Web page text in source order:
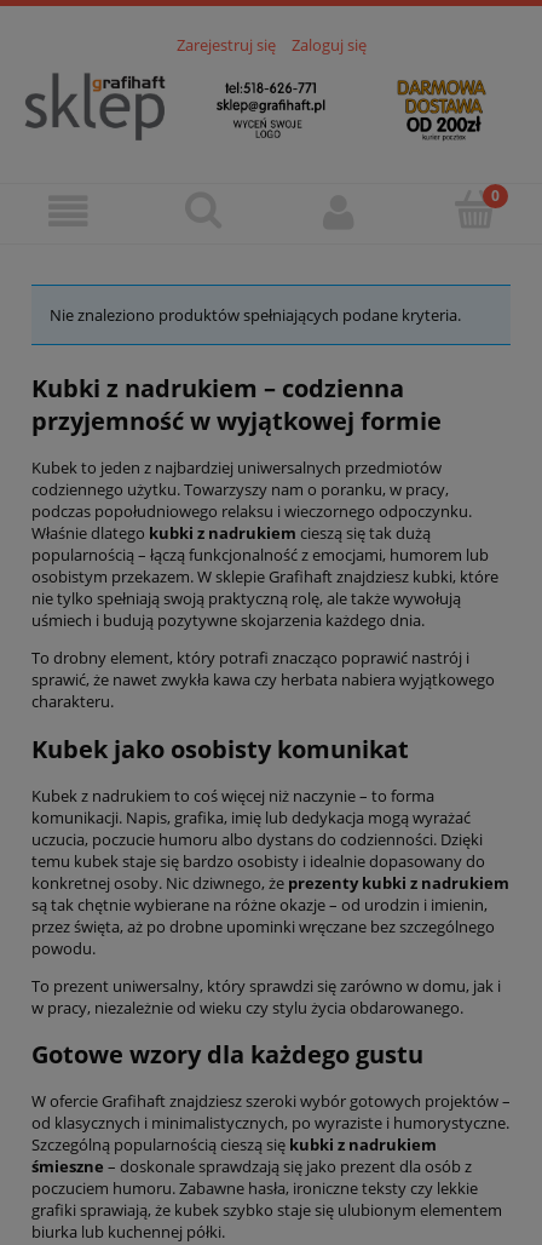
Zarejestruj się Zaloguj się
Nie znaleziono produktów spełniających podane kryteria.
Kubki z nadrukiem – codzienna
przyjemność w wyjątkowej formie
Kubek to jeden z najbardziej uniwersalnych przedmiotów
codziennego użytku. Towarzyszy nam o poranku, w pracy,
podczas popołudniowego relaksu i wieczornego odpoczynku.
Właśnie dlatego kubki z nadrukiem cieszą się tak dużą
popularnością – łączą funkcjonalność z emocjami, humorem lub
osobistym przekazem. W sklepie Grafihaft znajdziesz kubki, które
nie tylko spełniają swoją praktyczną rolę, ale także wywołują
uśmiech i budują pozytywne skojarzenia każdego dnia.
To drobny element, który potrafi znacząco poprawić nastrój i
sprawić, że nawet zwykła kawa czy herbata nabiera wyjątkowego
charakteru.
Kubek jako osobisty komunikat
Kubek z nadrukiem to coś więcej niż naczynie – to forma
komunikacji. Napis, grafika, imię lub dedykacja mogą wyrażać
uczucia, poczucie humoru albo dystans do codzienności. Dzięki
temu kubek staje się bardzo osobisty i idealnie dopasowany do
konkretnej osoby. Nic dziwnego, że prezenty kubki z nadrukiem
są tak chętnie wybierane na różne okazje – od urodzin i imienin,
przez święta, aż po drobne upominki wręczane bez szczególnego
powodu.
To prezent uniwersalny, który sprawdzi się zarówno w domu, jak i
w pracy, niezależnie od wieku czy stylu życia obdarowanego.
Gotowe wzory dla każdego gustu
W ofercie Grafihaft znajdziesz szeroki wybór gotowych projektów –
od klasycznych i minimalistycznych, po wyraziste i humorystyczne.
Szczególną popularnością cieszą się kubki z nadrukiem
śmieszne – doskonale sprawdzają się jako prezent dla osób z
poczuciem humoru. Zabawne hasła, ironiczne teksty czy lekkie
grafiki sprawiają, że kubek szybko staje się ulubionym elementem
biurka lub kuchennej półki.